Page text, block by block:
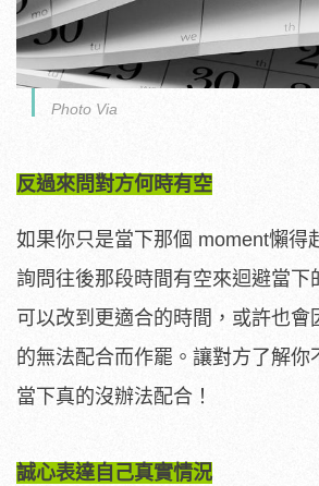
Photo Via
反過來問對方何時有空
如果你只是當下那個 moment懶得
詢問往後那段時間有空來迴避當下
可以改到更適合的時間，或許也會
的無法配合而作罷。讓對方了解你
當下真的沒辦法配合！
誠心表達自己真實情況